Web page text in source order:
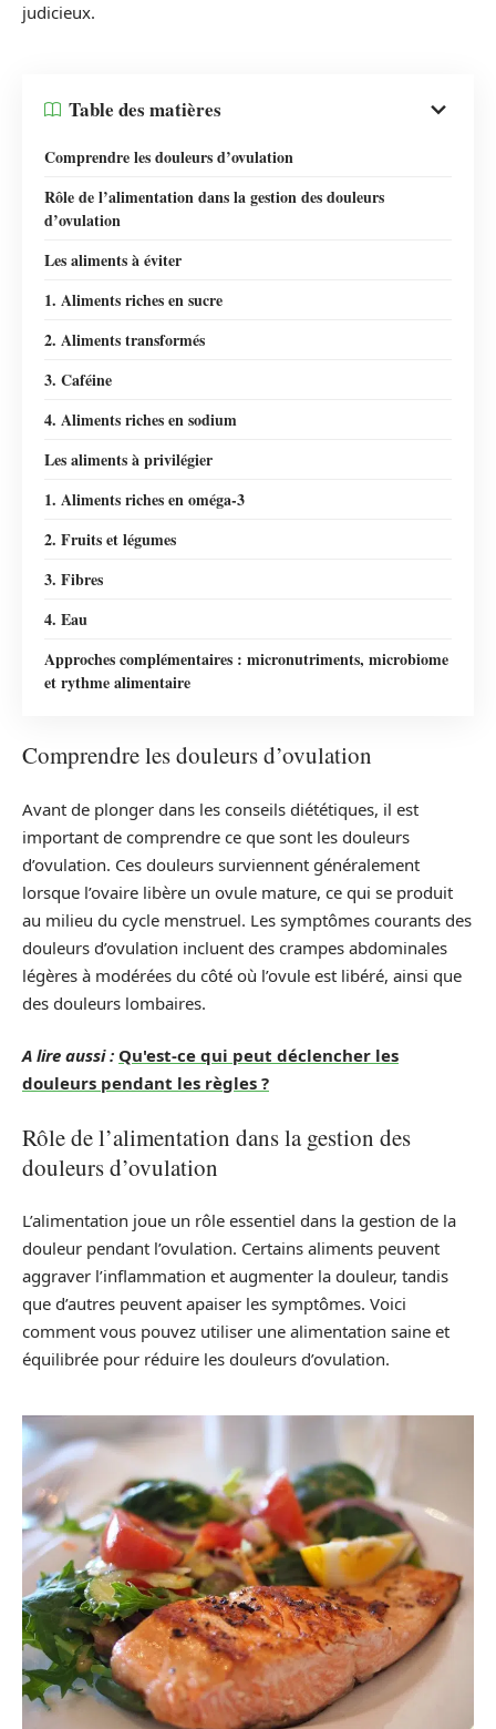
judicieux.
Table des matières
Comprendre les douleurs d’ovulation
Rôle de l’alimentation dans la gestion des douleurs
d’ovulation
Les aliments à éviter
1. Aliments riches en sucre
2. Aliments transformés
3. Caféine
4. Aliments riches en sodium
Les aliments à privilégier
1. Aliments riches en oméga-3
2. Fruits et légumes
3. Fibres
4. Eau
Approches complémentaires : micronutriments, microbiome
et rythme alimentaire
Comprendre les douleurs d’ovulation
Avant de plonger dans les conseils diététiques, il est
important de comprendre ce que sont les douleurs
d’ovulation. Ces douleurs surviennent généralement
lorsque l’ovaire libère un ovule mature, ce qui se produit
au milieu du cycle menstruel. Les symptômes courants des
douleurs d’ovulation incluent des crampes abdominales
légères à modérées du côté où l’ovule est libéré, ainsi que
des douleurs lombaires.
A lire aussi : Qu'est-ce qui peut déclencher les
douleurs pendant les règles ?
Rôle de l’alimentation dans la gestion des
douleurs d’ovulation
L’alimentation joue un rôle essentiel dans la gestion de la
douleur pendant l’ovulation. Certains aliments peuvent
aggraver l’inflammation et augmenter la douleur, tandis
que d’autres peuvent apaiser les symptômes. Voici
comment vous pouvez utiliser une alimentation saine et
équilibrée pour réduire les douleurs d’ovulation.